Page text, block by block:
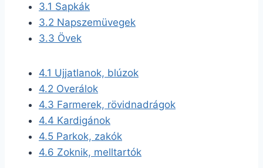
3.1 Sapkák
3.2 Napszemüvegek
3.3 Övek
4.1 Ujjatlanok, blúzok
4.2 Overálok
4.3 Farmerek, rövidnadrágok
4.4 Kardigánok
4.5 Parkok, zakók
4.6 Zoknik, melltartók